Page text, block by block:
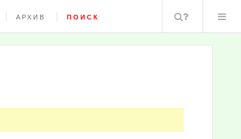
АРХИВ ПОИСК Поиск